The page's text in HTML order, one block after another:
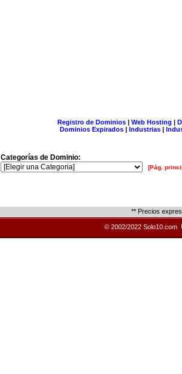
Registro de Dominios| Web Hosting |
Dominios Expirados | Industrias |
Categorías de Dominio:
[Pág.
** Precios
© 2002/2022 Solo10.com